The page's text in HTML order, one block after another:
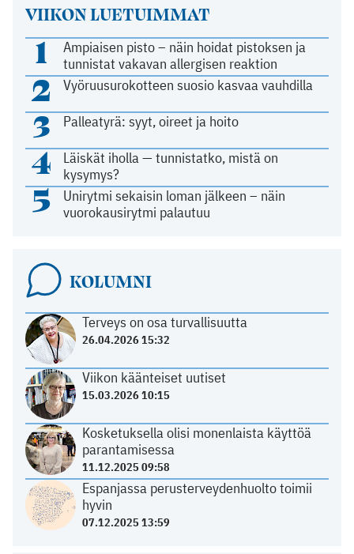
VIIKON LUETUIMMAT
1
Ampiaisen pisto – näin hoidat pistoksen ja
tunnistat vakavan allergisen reaktion
2 Vyöruusurokotteen suosio kasvaa vauhdilla
3 Palleatyrä: syyt, oireet ja hoito
4
Läiskät iholla — tunnistatko, mistä on
kysymys?
5
Unirytmi sekaisin loman jälkeen – näin
vuorokausirytmi palautuu
KOLUMNI
Terveys on osa turvallisuutta
26.04.2026 15:32
Viikon käänteiset uutiset
15.03.2026 10:15
Kosketuksella olisi monenlaista käyttöä
parantamisessa
11.12.2025 09:58
Espanjassa perusterveydenhuolto toimii
hyvin
07.12.2025 13:59